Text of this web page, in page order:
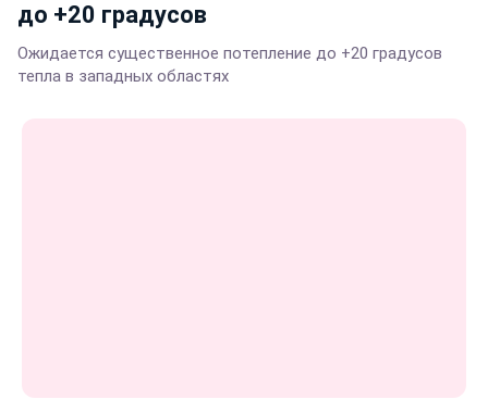
до +20 градусов
Ожидается существенное потепление до +20 градусов
тепла в западных областях